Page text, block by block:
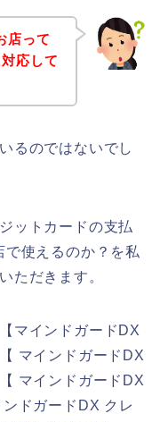
店って
応して
るのではないでし
ットカードの支払
使えるのか？を私
ただきます。
マインドガードDX
マインドガードDX
マインドガードDX
ドガードDX クレ